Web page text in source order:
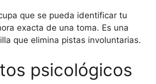
que se pueda identificar tu
exacta de una toma. Es una
que elimina pistas involuntarias.
psicológicos